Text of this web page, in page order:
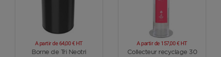
Voir plus
Borne de Tri Neotri
A partir de64,00 € HT
Voir plus
Collecteur recyclage 30
A partir de 157,00 € HT